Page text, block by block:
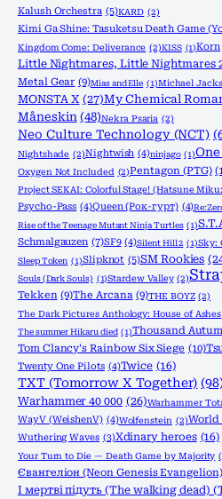
Kalush Orchestra (5)KARD (2)
Kimi Ga Shine: Tasuketsu Death Game
Kingdom Come: Deliverance (2)KISS (1)Korn
Little Nightmares, Little Nightmares
Metal Gear (9)Mias and Elle (1)Michael
MONSTA X (27)My Chemical
Måneskin (48)Nekra Psaria (2)
Neo Culture Technology (NCT)
Nightshade (2)Nightwish (4)ninjago (1)
Oxygen Not Included (2)Pentagon (PTG)
Project SEKAI: Colorful Stage! (Hatsune
Psycho-Pass (4)Queen (Рок-гурт) (4)
Rise of the Teenage Mutant Ninja Turtles (1)
Schmalgauzen (7)SF9 (4)Silent Hill 2 (1)Sky:
Sleep Token (1)Slipknot (5)SM Rookies
Souls (Dark Souls) (1)Stardew Valley (2)
Tekken (9)The Arcana (9)THE BOYZ (2)
The Dark Pictures Anthology: House of Ashes
The summer Hikaru died (1)Thousand
Tom Clancy's Rainbow Six Siege (10)
Twenty One Pilots (4)Twice (16)
TXT (Tomorrow X Together)
Warhammer 40 000 (26)Warhammer
WayV (WeishenV) (4)Wolfenstein (2)World
Wuthering Waves (3)Xdinary heroes (16)
Your Turn to Die — Death Game by Majority
Євангеліон (Neon Genesis Evangelion)
І мертві підуть (The walking dead)